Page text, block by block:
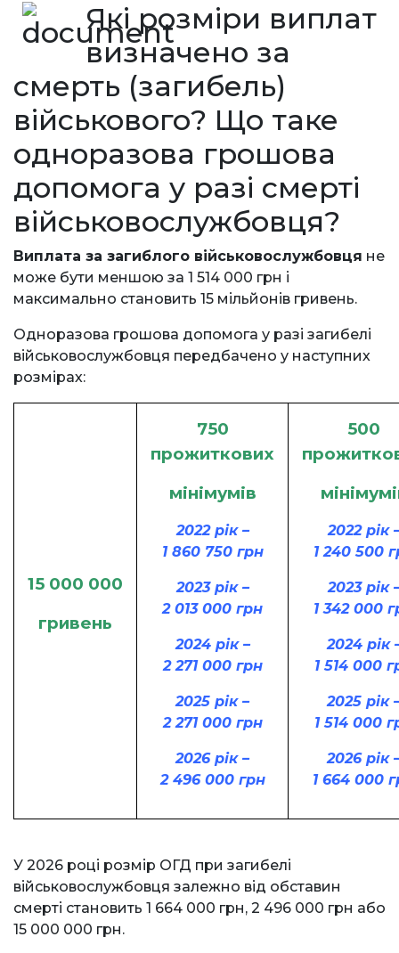
Які розміри виплат
визначено за
смерть (загибель)
військового? Що таке
одноразова грошова
допомога у разі смерті
військовослужбовця?
Виплата за загиблого військовослужбовця не
може бути меншою за 1 514 000 грн і
максимально становить 15 мільйонів гривень.
Одноразова грошова допомога у разі загибелі
військовослужбовця передбачено у наступних
розмірах:
15 000 000
гривень
750
прожиткових
мінімумів
2022 рік –
1 860 750 грн
2023 рік –
2 013 000 грн
2024 рік –
2 271 000 грн
2025 рік –
2 271 000 грн
2026 рік –
2 496 000 грн
500
2022 рік
1 240 500
2023 рік
1 342 000
2024 рік
1 514 000
2025 рік
1 514 000
2026 рік
1 664 000
У 2026 році розмір ОГД при загибелі
військовослужбовця залежно від обставин
смерті становить 1 664 000 грн, 2 496 000 грн або
15 000 000 грн.